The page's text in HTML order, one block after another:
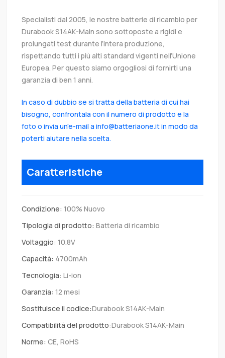
Specialisti dal 2005, le nostre batterie di ricambio per
Durabook S14AK-Main sono sottoposte a rigidi e
prolungati test durante l’intera produzione,
rispettando tutti i più alti standard vigenti nell’Unione
Europea. Per questo siamo orgogliosi di fornirti una
garanzia di ben 1 anni.
In caso di dubbio se si tratta della batteria di cui hai
bisogno, confrontala con il numero di prodotto e la
foto o invia un'e-mail a info@batteriaone.it in modo da
poterti aiutare nella scelta.
Caratteristiche
Condizione: 100% Nuovo
Tipologia di prodotto: Batteria di ricambio
Voltaggio: 10.8V
Capacità: 4700mAh
Tecnologia: Li-ion
Garanzia: 12 mesi
Sostituisce il codice:Durabook S14AK-Main
Compatibilità del prodotto:Durabook S14AK-Main
Norme: CE, RoHS